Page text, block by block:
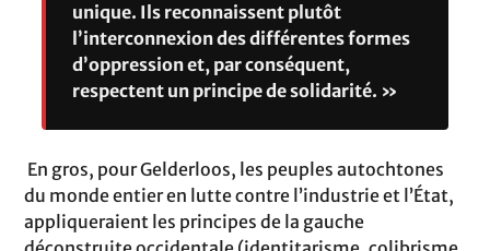
unique. Ils reconnaissent plutôt
l’interconnexion des différentes formes
d’oppression et, par conséquent,
respectent un principe de solidarité. »
En gros, pour Gelderloos, les peuples autochtones
du monde entier en lutte contre l’industrie et l’État,
appliqueraient les principes de la gauche